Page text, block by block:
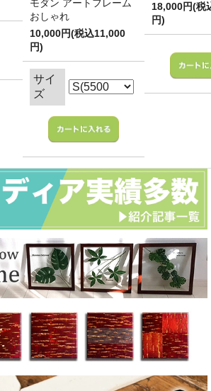
モダン アートフレーム
おしゃれ
10,000円(税込11,000
円)
サイ
ズ
18,000円(税
円)